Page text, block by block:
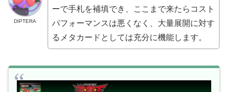
DIPTERA
ーで手札を補填でき、ここまで来たらコスト
パフォーマンスは悪くなく、大量展開に対す
るメタカードとしては充分に機能します。